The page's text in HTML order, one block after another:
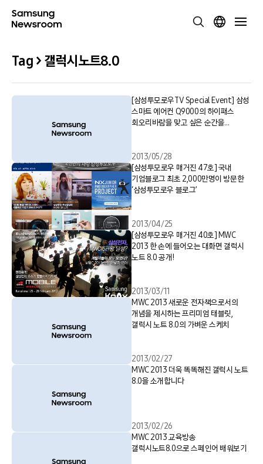
Tag > 갤럭시노트8.0
[삼성투모로우TV Special Event] 삼성
스마트 에어컨 Q9000의 하이패스
회오리바람을 맞고 싶은 순간을
2013/05/28
[삼성투모로우 매거진 47호] 국내
기업블로그 최초 2,000만명이 방문한
‘삼성투모로우 블로그’
2013/04/25
[삼성투모로우 매거진 40호] MWC
2013 한 손에 들어오는 대화면 갤럭시
노트 8.0 공개!
2013/03/11
MWC 2013 새로운 전자책으로서의
개념을 제시하는 프리미엄 태블릿,
갤럭시 노트 8.0의 가벼운 스케치
2013/02/27
MWC 2013 더욱 똑똑해진 갤럭시 노트
8.0을 소개합니다
2013/02/26
MWC 2013 교육방송
갤럭시노트8.0으로 스페인어 배워보기